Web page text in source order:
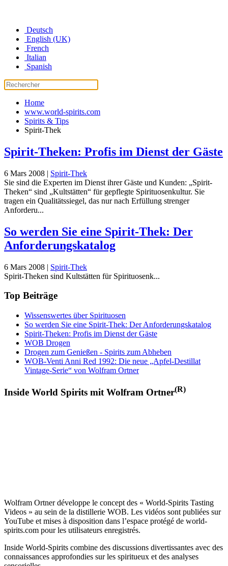
Deutsch
English (UK)
French
Italian
Spanish
Home
www.world-spirits.com
Spirits & Tips
Spirit-Thek
Spirit-Theken: Profis im Dienst der Gäste
6 Mars 2008 | Spirit-Thek
Sie sind die Experten im Dienst ihrer Gäste und Kunden: „Spirit-
Theken“ sind „Kultstätten“ für gepflegte Spirituosenkultur. Sie
tragen ein Qualitätssiegel, das nur nach Erfüllung strenger
Anforderu...
So werden Sie eine Spirit-Thek: Der
Anforderungskatalog
6 Mars 2008 | Spirit-Thek
Spirit-Theken sind Kultstätten für Spirituosenk...
Top Beiträge
Wissenswertes über Spirituosen
So werden Sie eine Spirit-Thek: Der Anforderungskatalog
Spirit-Theken: Profis im Dienst der Gäste
WOB Drogen
Drogen zum Genießen - Spirits zum Abheben
WOB-Venti Anni Red 1992: Die neue „Apfel-Destillat
Vintage-Serie“ von Wolfram Ortner
Inside World Spirits mit Wolfram Ortner(R)
Wolfram Ortner développe le concept des « World-Spirits Tasting
Videos » au sein de la distillerie WOB. Les vidéos sont publiées sur
YouTube et mises à disposition dans l’espace protégé de world-
spirits.com pour les utilisateurs enregistrés.
Inside World-Spirits combine des discussions divertissantes avec des
connaissances approfondies sur les spiritueux et des analyses